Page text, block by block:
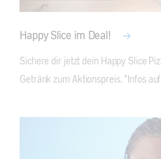
Happy Slice im Deal!
Sichere dir jetzt dein Happy Slice
Getränk zum Aktionspreis. *Infos